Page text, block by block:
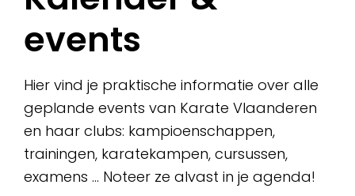
events
Hier vind je praktische informatie over alle
geplande events van Karate Vlaanderen
en haar clubs: kampioenschappen,
trainingen, karatekampen, cursussen,
examens … Noteer ze alvast in je agenda!